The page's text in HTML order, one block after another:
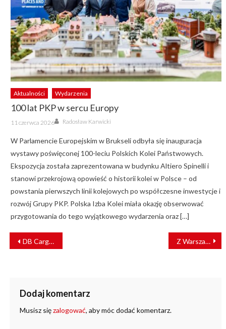
Aktualności Wydarzenia
100 lat PKP w sercu Europy
Posted
on
11 czerwca 2026 Author
Radosław Karwicki
W Parlamencie Europejskim w Brukseli odbyła się inauguracja
wystawy poświęconej 100-leciu Polskich Kolei Państwowych.
Ekspozycja została zaprezentowana w budynku Altiero Spinelli i
stanowi przekrojową opowieść o historii kolei w Polsce – od
powstania pierwszych linii kolejowych po współczesne inwestycje i
rozwój Grupy PKP. Polska Izba Kolei miała okazję obserwować
przygotowania do tego wyjątkowego wydarzenia oraz […]
NAWIGACJA
WPISU
DB Cargo ma nowy zarząd. Spółka stawia na kobiety Z Warszawy nad Zalew Zegrzyński. Po 25 latach rusza modernizacja linii kolejowej do Zegrza
Dodaj komentarz
Musisz sięzalogować, aby móc dodać komentarz.